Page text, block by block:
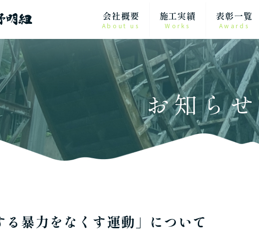
会社概要
About us
施工実績
Works
表彰一覧
Awards
お知らせ
る暴力をなくす運動」について